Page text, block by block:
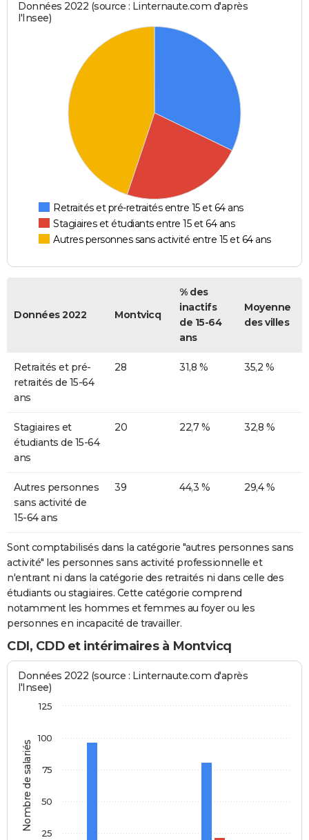
Données 2022 (source : Linternaute.com d'après
l'Insee)
Retraités et pré-retraités entre 15 et 64 ans
Stagiaires et étudiants entre 15 et 64 ans
Autres personnes sans activité entre 15 et 64 ans
Données 2022 Montvicq
% des
inactifs
de 15-64
ans
Moyenne
des villes
Retraités et pré-
retraités de 15-64
ans
28 31,8 % 35,2 %
Stagiaires et
étudiants de 15-64
ans
20 22,7 % 32,8 %
Autres personnes
sans activité de
15-64 ans
39 44,3 % 29,4 %
Sont comptabilisés dans la catégorie "autres personnes sans
activité" les personnes sans activité professionnelle et
n'entrant ni dans la catégorie des retraités ni dans celle des
étudiants ou stagiaires. Cette catégorie comprend
notamment les hommes et femmes au foyer ou les
personnes en incapacité de travailler.
CDI, CDD et intérimaires à Montvicq
Nombre de salariés
Données 2022 (source : Linternaute.com d'après
l'Insee)
25
50
75
100
125